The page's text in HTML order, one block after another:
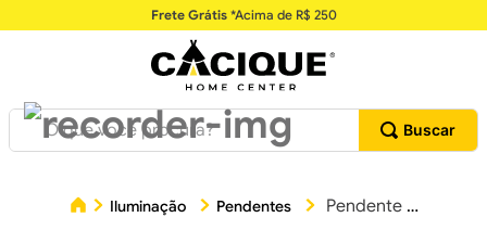
Frete Grátis*Acima de R$ 250
O que você procura?
Iluminação Pendentes Pendente Frost 3 Lâmpadas G9 Vidro Trabalhado - BRONZEARTE